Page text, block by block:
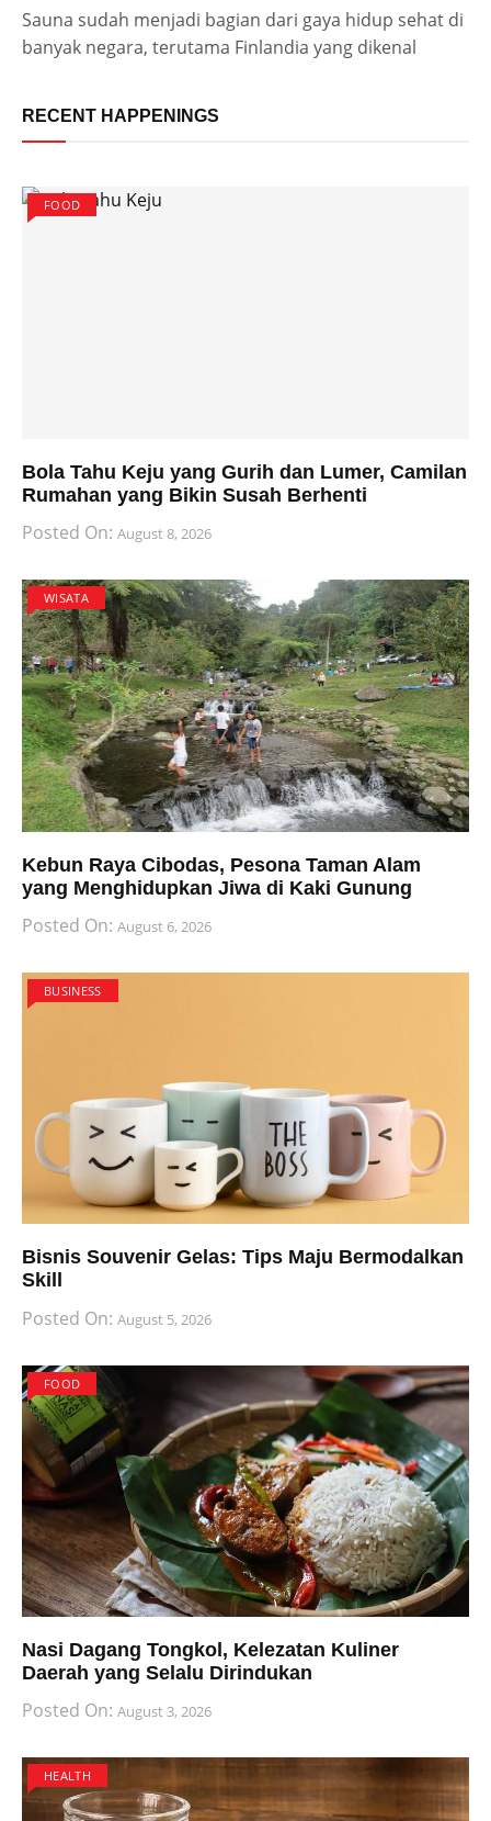
Sauna sudah menjadi bagian dari gaya hidup sehat di
banyak negara, terutama Finlandia yang dikenal
RECENT HAPPENINGS
FOOD
Bola Tahu Keju yang Gurih dan Lumer, Camilan
Rumahan yang Bikin Susah Berhenti
Posted On: August 8, 2026
WISATA
Kebun Raya Cibodas, Pesona Taman Alam
yang Menghidupkan Jiwa di Kaki Gunung
Posted On: August 6, 2026
BUSINESS
Bisnis Souvenir Gelas: Tips Maju Bermodalkan
Skill
Posted On: August 5, 2026
FOOD
Nasi Dagang Tongkol, Kelezatan Kuliner
Daerah yang Selalu Dirindukan
Posted On: August 3, 2026
HEALTH